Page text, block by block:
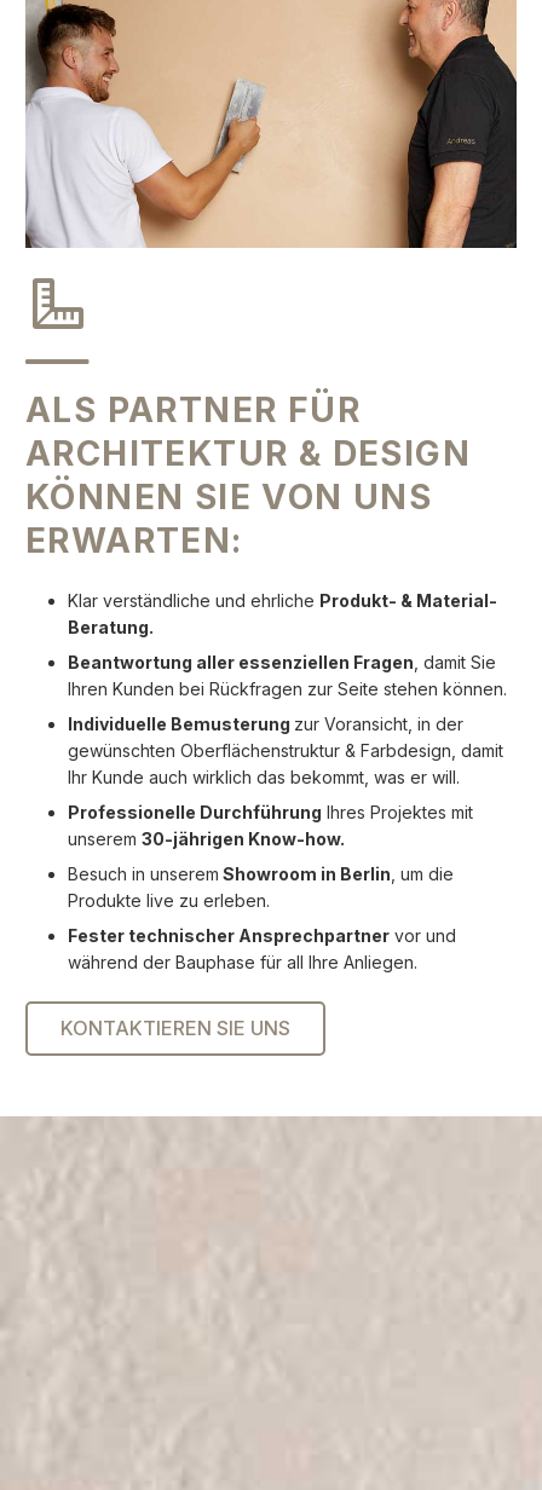
ALS PARTNER FÜR
ARCHITEKTUR & DESIGN
KÖNNEN SIE VON UNS
ERWARTEN:
Klar verständliche und ehrliche Produkt- & Material-
Beratung.
Beantwortung aller essenziellen Fragen , damit Sie
Ihren Kunden bei Rückfragen zur Seite stehen können.
Individuelle Bemusterung zur Voransicht, in der
gewünschten Oberflächenstruktur & Farbdesign, damit
Ihr Kunde auch wirklich das bekommt, was er will.
Professionelle Durchführung Ihres Projektes mit
unserem 30-jährigen Know-how.
Besuch in unserem Showroom in Berlin , um die
Produkte live zu erleben.
Fester technischer Ansprechpartner vor und
während der Bauphase für all Ihre Anliegen.
KONTAKTIEREN SIE UNS